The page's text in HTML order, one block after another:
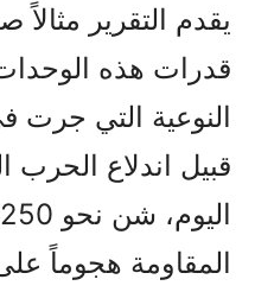
يقدم التقرير
قدرات هذه
قبيل اندلاع الحرب
المقاومة هجوماً